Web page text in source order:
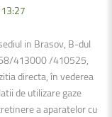
in Brasov, B-dul
413000 /410525,
directa, în vederea
de utilizare gaze
a aparatelor cu